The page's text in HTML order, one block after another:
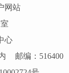
网站
心
邮编：516400